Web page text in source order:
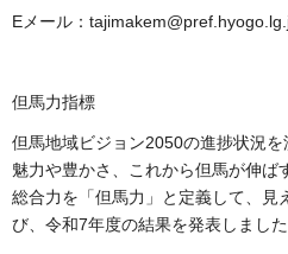
Eメール：
但馬力指標
但馬地域ビジョン2050の進捗状況
魅力や豊かさ、これから但馬が伸ば
総合力を「但馬力」と定義して、見
び、令和7年度の結果を発表しました